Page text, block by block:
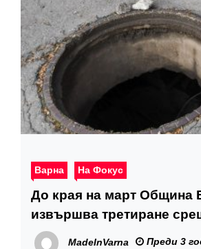
Варна На Фокус
До края на март Община
извършва третиране
ще се обработят близо
MadeInVarna Преди 3